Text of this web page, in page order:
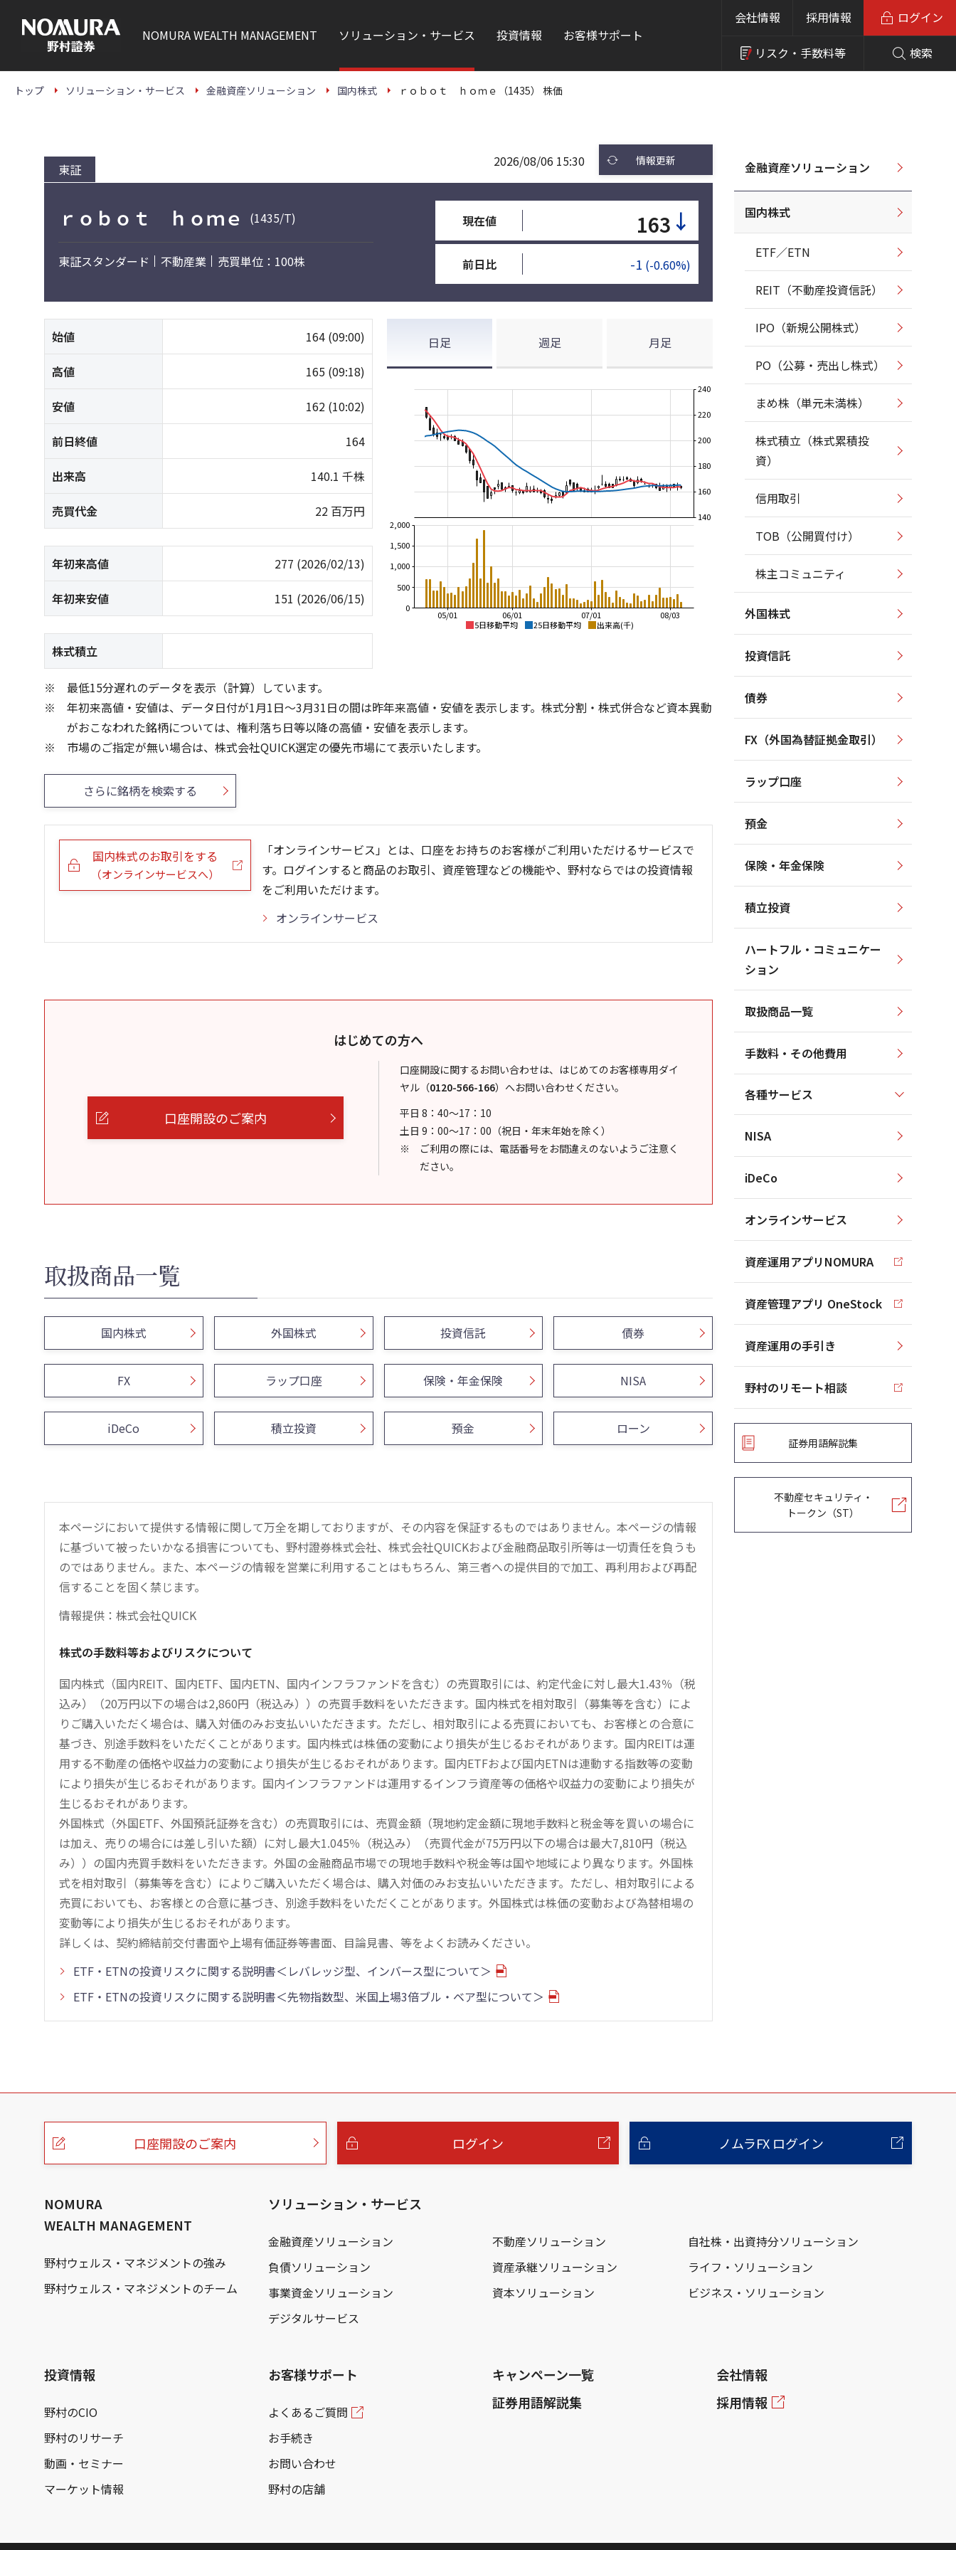
本
NOMURAWEALTH MANAGEMENT ソリューション・サービス 投資情報 お客様サポート
会社情報 採用情報
リスク・ 手数料等 検索
ログイン
トップ ソリューション・サービス 金融資産ソリューション 国内株式 ｒｏｂｏｔ ｈｏｍｅ（1435） 株価
東証 2026/08/06 15:30 情報更新
ｒｏｂｏｔ ｈｏｍｅ (1435/T)
東証スタンダード 不動産業 売買単位：100株
現在値 163 ↓
前日比 -1 (-0.60%)
始値 164 (09:00)
高値 165 (09:18)
安値 162 (10:02)
前日終値 164
出来高 140.1 千株
売買代金 22 百万円
年初来高値 277 (2026/02/13)
年初来安値 151 (2026/06/15)
株式積立
日足 週足 月足
5日移動平均 25日移動平均 出来高(千)
08/03
07/01
06/01
05/01
140
160
180
200
220
240
0
500
1,000
1,500
2,000
0
2
250
0
1
最低15分遅れのデータを表示（計算）しています。
年初来高値・安値は、データ日付が1月1日～3月31日の間は昨年来高値・安値を表示します。株式分割・株式併合など資本異動
がおこなわれた銘柄については、権利落ち日等以降の高値・安値を表示します。
市場のご指定が無い場合は、株式会社QUICK選定の優先市場にて表示いたします。
さらに銘柄を検索する
国内株式のお取引をする
（オンラインサービスへ）
「オンラインサービス」とは、口座をお持ちのお客様がご利用いただけるサービスで
す。ログインすると商品のお取引、資産管理などの機能や、野村ならではの投資情報
をご利用いただけます。
オンラインサービス
はじめての方へ
口座開設のご案内
口座開設に関するお問い合わせは、はじめてのお客様専用ダイ
ヤル （0120-566-166） へお問い合わせください。
平日 8：40～17：10
土日 9：00～17：00（祝日・年末年始を除く）
ご利用の際には、電話番号をお間違えのないようご注意く
ださい。
取扱商品一覧
国内株式 外国株式 投資信託 債券
FX ラップ口座 保険・年金保険 NISA
iDeCo 積立投資 預金 ローン
本ページにおいて提供する情報に関して万全を期しておりますが、その内容を保証するものではありません。本ページの情報
に基づいて被ったいかなる損害についても、野村證券株式会社、株式会社QUICKおよび金融商品取引所等は一切責任を負うも
のではありません。また、本ページの情報を営業に利用することはもちろん、第三者への提供目的で加工、再利用および再配
信することを固く禁じます。
情報提供：株式会社QUICK
株式の手数料等およびリスクについて
国内株式（国内REIT、国内ETF、国内ETN、国内インフラファンドを含む）の売買取引には、約定代金に対し最大1.43％（税
込み）（20万円以下の場合は2,860円（税込み））の売買手数料をいただきます。国内株式を相対取引（募集等を含む）によ
りご購入いただく場合は、購入対価のみお支払いいただきます。ただし、相対取引による売買においても、お客様との合意に
基づき、別途手数料をいただくことがあります。国内株式は株価の変動により損失が生じるおそれがあります。国内REITは運
用する不動産の価格や収益力の変動により損失が生じるおそれがあります。国内ETFおよび国内ETNは連動する指数等の変動
により損失が生じるおそれがあります。国内インフラファンドは運用するインフラ資産等の価格や収益力の変動により損失が
生じるおそれがあります。
外国株式（外国ETF、外国預託証券を含む）の売買取引には、売買金額（現地約定金額に現地手数料と税金等を買いの場合に
は加え、売りの場合には差し引いた額）に対し最大1.045％（税込み）（売買代金が75万円以下の場合は最大7,810円（税込
み））の国内売買手数料をいただきます。外国の金融商品市場での現地手数料や税金等は国や地域により異なります。外国株
式を相対取引（募集等を含む）によりご購入いただく場合は、購入対価のみお支払いいただきます。ただし、相対取引による
売買においても、お客様との合意に基づき、別途手数料をいただくことがあります。外国株式は株価の変動および為替相場の
変動等により損失が生じるおそれがあります。
詳しくは、契約締結前交付書面や上場有価証券等書面、目論見書、等をよくお読みください。
ETF・ETNの投資リスクに関する説明書＜レバレッジ型、インバース型について＞
ETF・ETNの投資リスクに関する説明書＜先物指数型、米国上場3倍ブル・ベア型について＞
金融資産ソリューション
国内株式
ETF／ETN
REIT（不動産投資信託）
IPO（新規公開株式）
PO（公募・売出し株式）
まめ株（単元未満株）
株式積立（株式累積投
資）
信用取引
TOB（公開買付け）
株主コミュニティ
外国株式
投資信託
債券
FX（外国為替証拠金取引）
ラップ口座
預金
保険・年金保険
積立投資
ハートフル・コミュニケー
ション
取扱商品一覧
手数料・その他費用
各種サービス
NISA
iDeCo
オンラインサービス
資産運用アプリNOMURA
資産管理アプリ OneStock
資産運用の手引き
野村のリモート相談
証券用語解説集
不動産セキュリティ・
トークン（ST）
こ
口座開設のご案内 ログイン ノムラFX ログイン
NOMURA
WEALTH MANAGEMENT
野村ウェルス・マネジメントの強み
野村ウェルス・マネジメントのチーム
ソリューション・サービス
金融資産ソリューション 不動産ソリューション
自社株・出資持分ソリューション
負債ソリューション
資産承継ソリューション
ライフ・ソリューション
事業資金ソリューション
資本ソリューション
ビジネス・ソリューション
デジタルサービス
投資情報
野村のCIO
野村のリサーチ
動画・セミナー
マーケット情報
お客様サポート
よくあるご質問
お手続き
お問い合わせ
野村の店舗
キャンペーン一覧
証券用語解説集
会社情報
採用情報